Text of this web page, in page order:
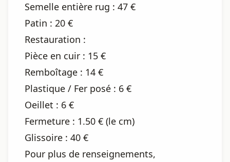
Semelle entière rug : 47 €
Patin : 20 €
Restauration :
Pièce en cuir : 15 €
Remboîtage : 14 €
Plastique / Fer posé : 6 €
Oeillet : 6 €
Fermeture : 1.50 € (le cm)
Glissoire : 40 €
Pour plus de renseignements,